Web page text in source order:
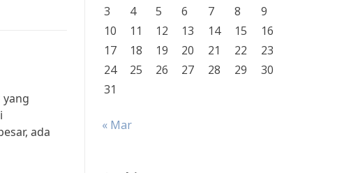
ada
3
4 5 6 7 8
9
10
11 12 13 14 15
16
17
18 19 20 21 22
23
24
25 26 27 28 29
30
31
« Mar